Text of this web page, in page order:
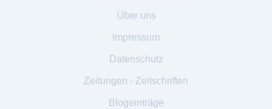
Über uns
Impressum
Datenschutz
Zeitungen - Zeitschriften
Blogeinträge